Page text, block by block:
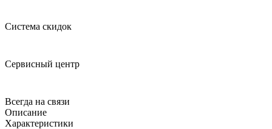
Система скидок
Сервисный центр
Всегда на связи
Описание
Характеристики